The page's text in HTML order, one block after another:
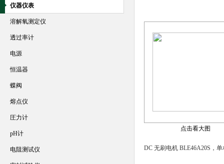
点击看大图
DC 无刷电机 BLE46A20S，单
仪器仪表
溶解氧测定仪
透过率计
电源
恒温器
蝶阀
熔点仪
圧力计
pH计
电阻测试仪